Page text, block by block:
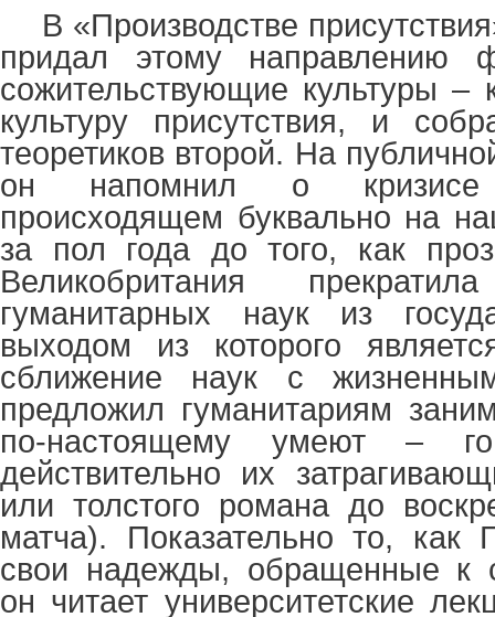
В «Производстве
придал этому направлению
сожительствующие культуры –
культуру присутствия, и
теоретиков второй. На
он напомнил о кризисе
происходящем буквально на
за пол года до того, как
Великобритания
гуманитарных наук из
выходом из которого
сближение наук с
предложил гуманитариям
по-настоящему умеют –
действительно их
или толстого романа до
матча). Показательно то, как
свои надежды, обращенные к
он читает университетские